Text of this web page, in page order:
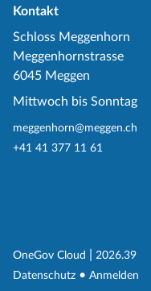
Kontakt
Schloss Meggenhorn
Meggenhornstrasse
6045 Meggen
Mittwoch bis Sonntag
meggenhorn@meggen.ch
+41 41 377 11 61
OneGov Cloud (External Link)
2026.39
Datenschutz (External Link)
Anmelden